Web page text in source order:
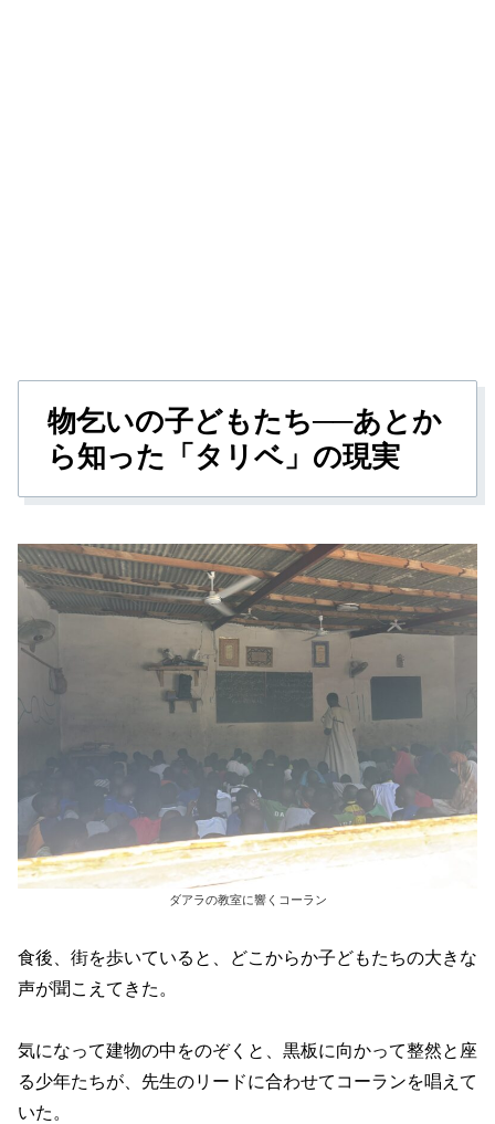
物乞いの子どもたち──あとか
ら知った「タリベ」の現実
ダアラの教室に響くコーラン
食後、街を歩いていると、どこからか子どもたちの大きな
声が聞こえてきた。
気になって建物の中をのぞくと、黒板に向かって整然と座
る少年たちが、先生のリードに合わせてコーランを唱えて
いた。